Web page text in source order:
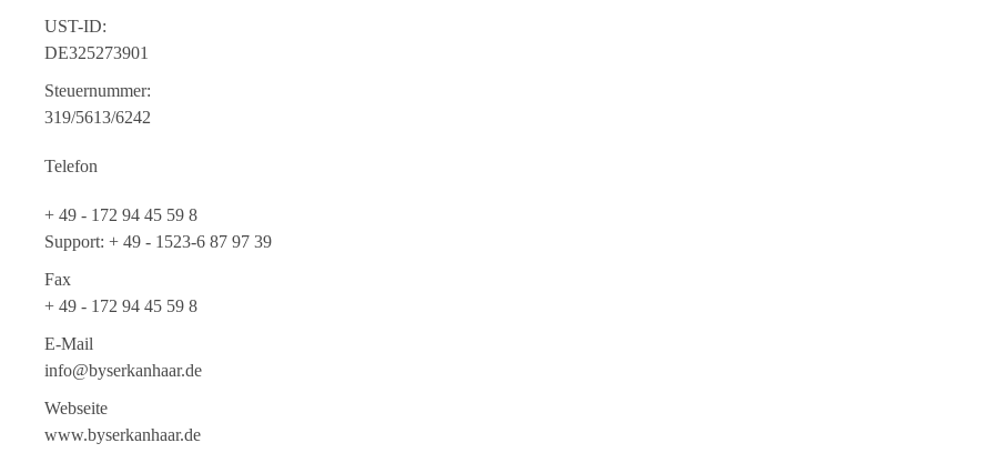
UST-ID:
DE325273901
Steuernummer:
319/5613/6242
Telefon
+ 49 - 172 94 45 59 8
Support: + 49 - 1523-6 87 97 39
Fax
+ 49 - 172 94 45 59 8
E-Mail
info@byserkanhaar.de
Webseite
www.byserkanhaar.de